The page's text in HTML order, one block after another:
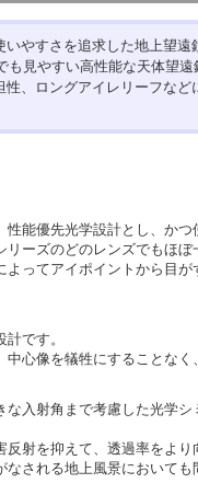
やすさを追求した地上望
も見やすい高性能な天体望
、ロングアイレリーフな
能優先光学設計とし、か
ーズのどのレンズでもほぼ
よってアイポイントから目
です。
心像を犠牲にすることなく
入射角まで考慮した光学
射を抑えて、透過率をより
される地上風景においても